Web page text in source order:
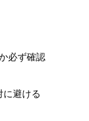
必ず確認
に避ける